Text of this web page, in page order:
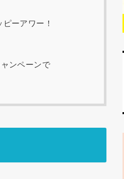
ーアワー！
ンペーンで